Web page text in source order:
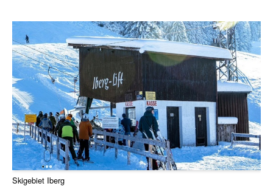
Skigebiet Iberg